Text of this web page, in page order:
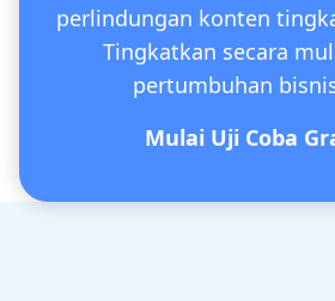
perlindungan konten
Tingkatkan secara
pertumbuhan
Mulai Uji Coba